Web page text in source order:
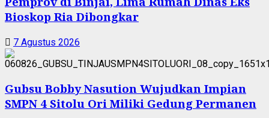
Bioskop Ria Dibongkar
7 Agustus 2026
Gubsu Bobby Nasution Wujudkan Impian
SMPN 4 Sitolu Ori Miliki Gedung Permanen